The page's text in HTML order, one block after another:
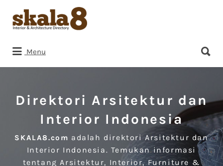
Search
for:
Menu
for:
Direktori Arsitektur dan
Interior Indonesia
SKALA8.com adalah direktori Arsitektur dan
Interior Indonesia. Temukan informasi
tentang Arsitektur, Interior, Furniture &